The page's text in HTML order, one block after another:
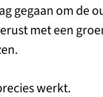
gegaan om de
met een
werkt.